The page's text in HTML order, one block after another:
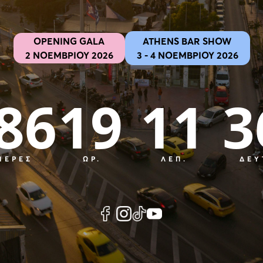
OPENING GALA
2 ΝΟΕΜΒΡΙΟΥ 2026
ATHENS BAR SHOW
3 - 4 ΝΟΕΜΒΡΙΟΥ 2026
19
ΏΡ. 11
ΛΕΠ.